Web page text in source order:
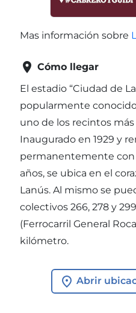
Mas información sobre
 Cómo llegar
El estadio “Ciudad de
popularmente
uno de los recintos
Inaugurado en 1929 y
permanentemente con
años, se ubica en el
Lanús. Al mismo se
colectivos 266, 278 y
(Ferrocarril General
kilómetro.
Abrir